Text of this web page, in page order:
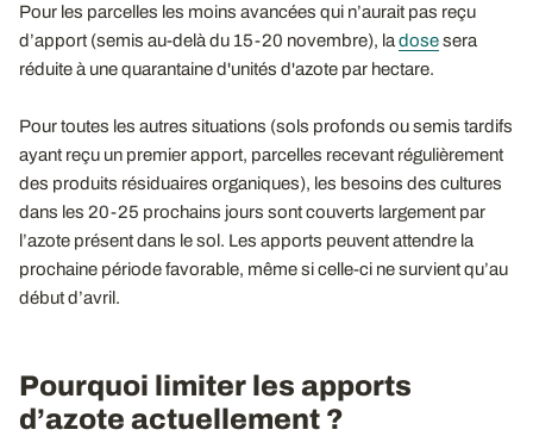
Pour les parcelles les moins avancées qui n’aurait pas reçu
d’apport (semis au-delà du 15-20 novembre), la dosesera
réduite à une quarantaine d'unités d'azote par hectare.
Pour toutes les autres situations (sols profonds ou semis tardifs
ayant reçu un premier apport, parcelles recevant régulièrement
des produits résiduaires organiques), les besoins des cultures
dans les 20-25 prochains jours sont couverts largement par
l’azote présent dans le sol. Les apports peuvent attendre la
prochaine période favorable, même si celle-ci ne survient qu’au
début d’avril.
Pourquoi limiter les apports
d’azote actuellement ?